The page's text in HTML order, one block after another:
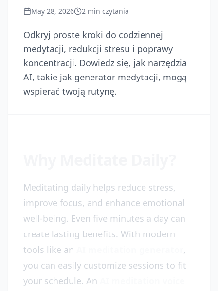
May 28, 2026 2 min czytania
Odkryj proste kroki do codziennej
medytacji, redukcji stresu i poprawy
koncentracji. Dowiedz się, jak narzędzia
AI, takie jak generator medytacji, mogą
wspierać twoją rutynę.
Meditating daily helps reduce stress,
improve focus, and enhance emotional
well-being. Even five minutes a day can
create lasting benefits. With modern
tools like an
,
you can easily customize sessions to fit
your schedule. An